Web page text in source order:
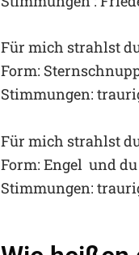
Für mich strahlst
Form:
Stimmungen:
Für mich strahlst
Form: Engel und
Stimmungen: